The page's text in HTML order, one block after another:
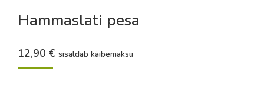
Hammaslati pesa
12,90 € sisaldab käibemaksu